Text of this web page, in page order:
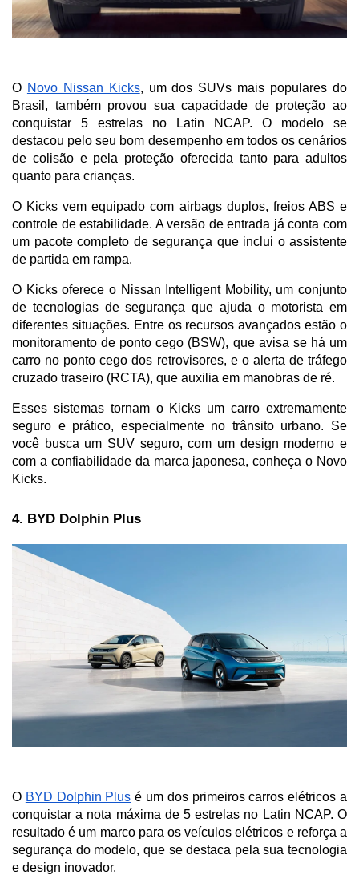
O Novo Nissan Kicks, um dos SUVs mais populares do
Brasil, também provou sua capacidade de proteção ao
conquistar 5 estrelas no Latin NCAP. O modelo se
destacou pelo seu bom desempenho em todos os cenários
de colisão e pela proteção oferecida tanto para adultos
quanto para crianças.
O Kicks vem equipado com airbags duplos, freios ABS e
controle de estabilidade. A versão de entrada já conta com
um pacote completo de segurança que inclui o assistente
de partida em rampa.
O Kicks oferece o Nissan Intelligent Mobility, um conjunto
de tecnologias de segurança que ajuda o motorista em
diferentes situações. Entre os recursos avançados estão o
monitoramento de ponto cego (BSW), que avisa se há um
carro no ponto cego dos retrovisores, e o alerta de tráfego
cruzado traseiro (RCTA), que auxilia em manobras de ré.
Esses sistemas tornam o Kicks um carro extremamente
seguro e prático, especialmente no trânsito urbano. Se
você busca um SUV seguro, com um design moderno e
com a confiabilidade da marca japonesa, conheça o Novo
Kicks.
4. BYD Dolphin Plus
O BYD Dolphin Plus é um dos primeiros carros elétricos a
conquistar a nota máxima de 5 estrelas no Latin NCAP. O
resultado é um marco para os veículos elétricos e reforça a
segurança do modelo, que se destaca pela sua tecnologia
e design inovador.